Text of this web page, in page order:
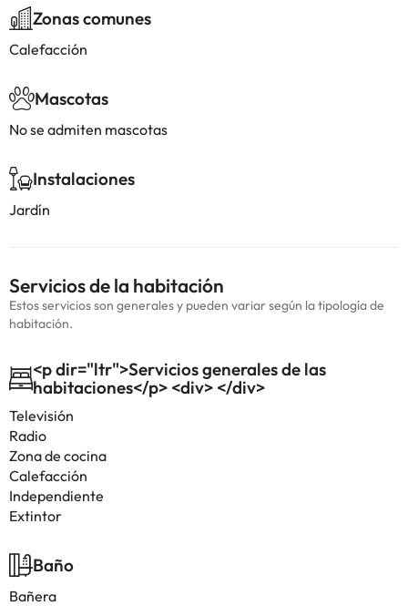
Zonas comunes
Calefacción
Mascotas
No se admiten mascotas
Instalaciones
Jardín
Servicios de la habitación
Estos servicios son generales y pueden variar según la tipología de
habitación.
<p dir="ltr">Servicios generales de las
habitaciones</p> <div> </div>
Televisión
Radio
Zona de cocina
Calefacción
Independiente
Extintor
Baño
Bañera